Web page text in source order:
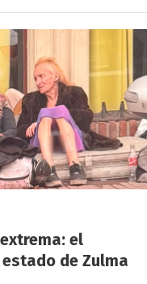
el
de Zulma